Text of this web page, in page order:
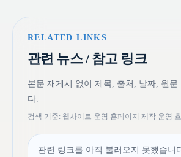
RELATED LINKS
관련 뉴스 / 참고 링크
본문 재게시 없이 제목, 출처, 날짜, 원문
다.
검색 기준: 웹사이트 운영 홈페이지 제작 운영
관련 링크를 아직 불러오지 못했습니